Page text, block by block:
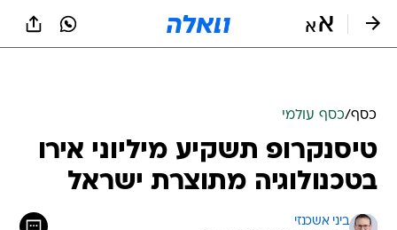
כסף/כסף עולמי
טיסנקרופ תשקיע מיליוני אירו
בטכנולוגיה מתוצרת ישראל
ביני אשכנזי